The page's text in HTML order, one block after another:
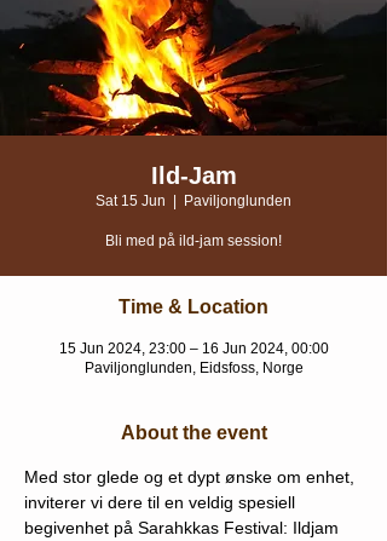
Ild-Jam
Sat 15 Jun
  |
Paviljonglunden
Bli med på ild-jam session!
Time & Location
15 Jun 2024, 23:00 – 16 Jun 2024, 00:00
Paviljonglunden, Eidsfoss, Norge
About the event
Med stor glede og et dypt ønske om enhet,
inviterer vi dere til en veldig spesiell
begivenhet på Sarahkkas Festival: Ildjam